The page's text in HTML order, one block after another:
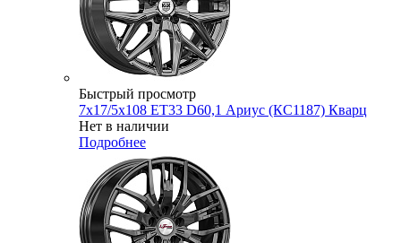
Быстрый просмотр
7x17/5x108 ET33 D60,1 Ариус (КС1187) Кварц
Нет в наличии
Подробнее